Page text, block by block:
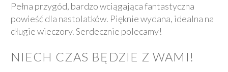
Pełna przygód, bardzo wciągająca fantastyczna
powieść dla nastolatków. Pięknie wydana, idealna na
długie wieczory. Serdecznie polecamy!
NIECH CZAS BĘDZIE Z WAMI!